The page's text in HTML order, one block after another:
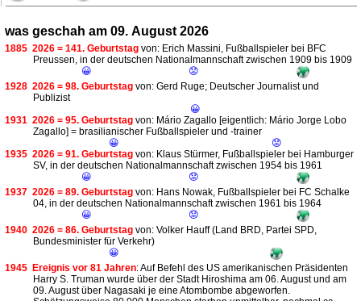
was geschah am 09. August 2026
1885 2026 = 141. Geburtstag von: Erich Massini, Fußballspieler bei BFC
Preussen, in der deutschen Nationalmannschaft zwischen 1909 bis 1909
😀
😟
1928 2026 = 98. Geburtstag von: Gerd Ruge; Deutscher Journalist und
Publizist
😀
1931 2026 = 95. Geburtstag von: Mário Zagallo [eigentlich: Mário Jorge Lobo
Zagallo] = brasilianischer Fußballspieler und -trainer
😀
😟
1935 2026 = 91. Geburtstag von: Klaus Stürmer, Fußballspieler bei Hamburger
SV, in der deutschen Nationalmannschaft zwischen 1954 bis 1961
😀
😟
1937 2026 = 89. Geburtstag von: Hans Nowak, Fußballspieler bei FC Schalke
04, in der deutschen Nationalmannschaft zwischen 1961 bis 1964
😀
😟
1940 2026 = 86. Geburtstag von: Volker Hauff (Land BRD, Partei SPD,
Bundesminister für Verkehr)
😀
1945 Ereignis vor 81 Jahren: Auf Befehl des US amerikanischen Präsidenten
Harry S. Truman wurde über der Stadt Hiroshima am 06. August und am
09. August über Nagasaki je eine Atombombe abgeworfen.